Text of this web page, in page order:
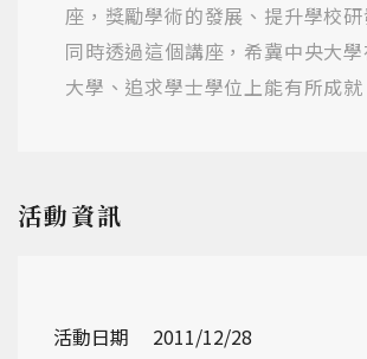
座，獎勵學術的發展、提升學校研
同時透過這個講座，希冀中央大
大學、追求學士學位上能有所成就
活動資訊
活動日期
2011/12/28